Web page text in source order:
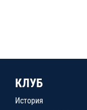
КЛУБ
История